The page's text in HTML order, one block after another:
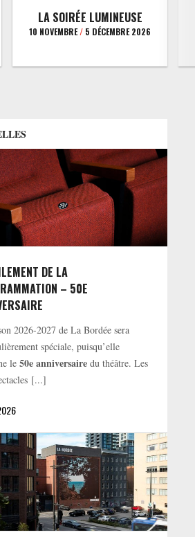
LA SOIRÉE LUMINEUSE
10 NOVEMBRE/ 5 DÉCEMBRE 2026
DE LA
– 50E
2026-2027 de La Bordée sera
spéciale, puisqu’elle
le50e anniversaire du théâtre. Les
[...]